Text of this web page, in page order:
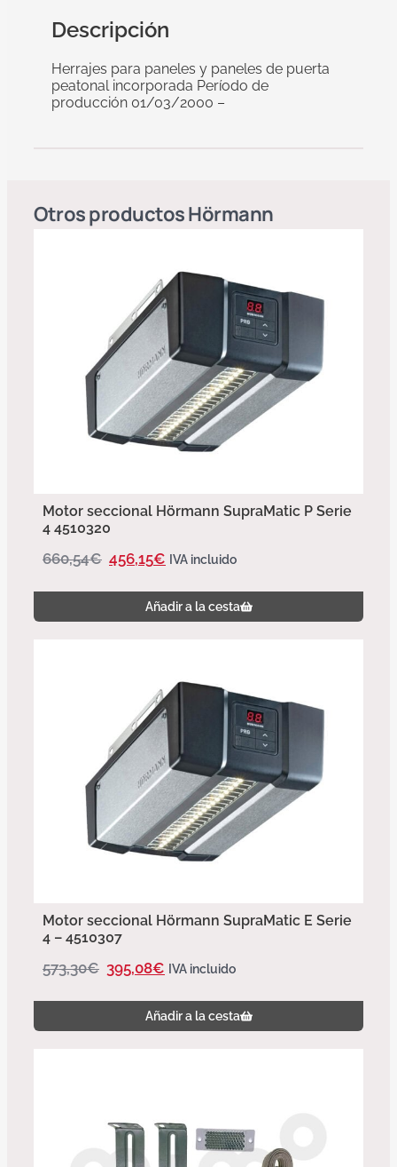
Descripción
Herrajes para paneles y paneles de puerta
peatonal incorporada Período de
producción 01/03/2000 –
Otros productosHörmann
Motor seccional Hörmann SupraMatic P Serie
4 4510320
660,54€ 456,15€ IVA incluido
Añadir a la cesta
Motor seccional Hörmann SupraMatic E Serie
4 – 4510307
573,30€ 395,08€ IVA incluido
Añadir a la cesta